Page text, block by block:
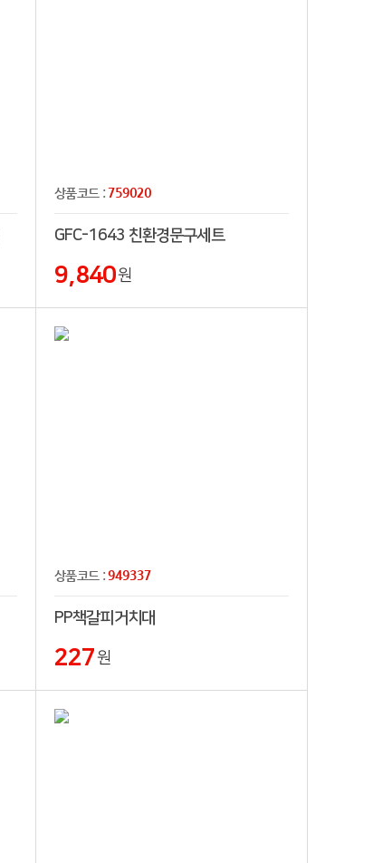
상품코드 :759020
GFC-1643 친환경문구세트
9,840원
상품코드 :949337
PP책갈피거치대
227원